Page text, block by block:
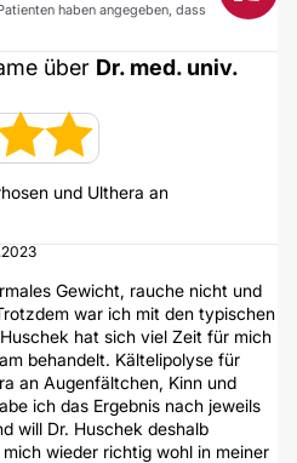
haben angegeben, dass
über Dr. med. univ.
und Ulthera an
Gewicht, rauche nicht und
war ich mit den typischen
hat sich viel Zeit für mich
behandelt. Kältelipolyse für
an Augenfältchen, Kinn und
ich das Ergebnis nach jeweils
will Dr. Huschek deshalb
wieder richtig wohl in meiner